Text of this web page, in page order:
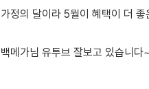
가정의 달이라 5월이 혜택이 더
백메가님 유투브 잘보고 있습니다~